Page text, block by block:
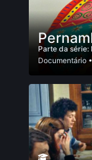
Parte da série:
Documentário